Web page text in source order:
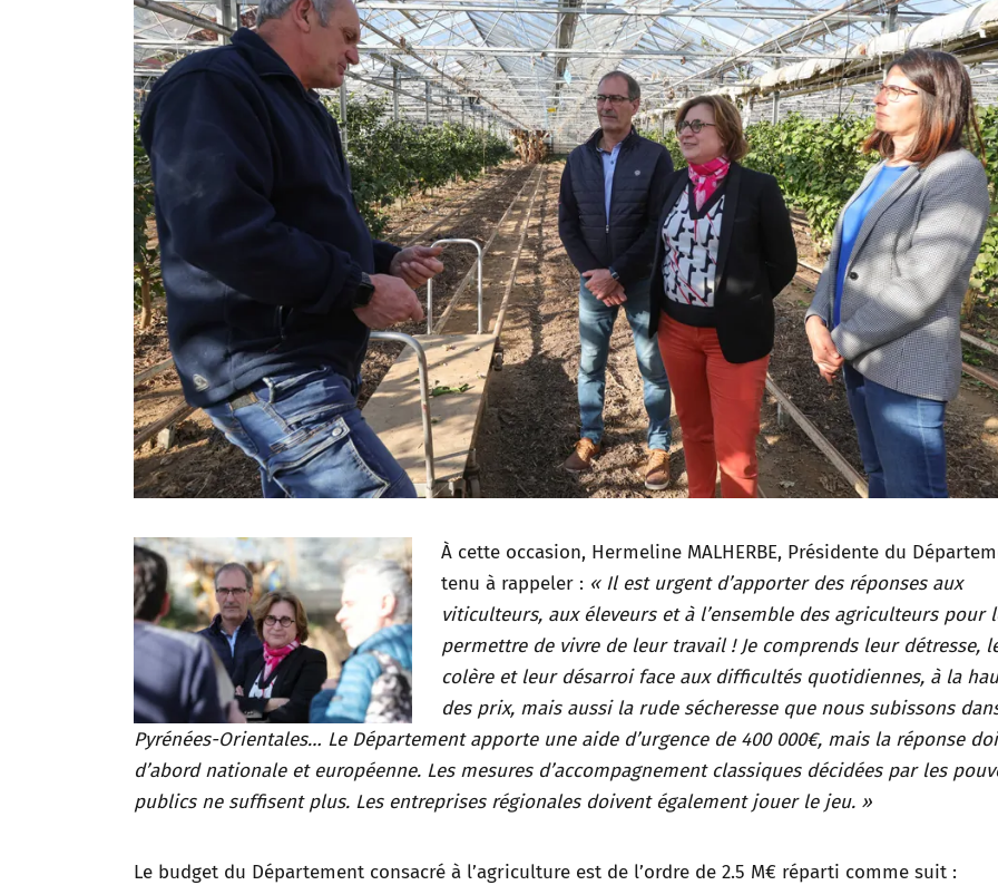
À cette occasion, Hermeline MALHERBE, Présidente du
tenu à rappeler : « Il est urgent d’apporter des réponses aux
viticulteurs, aux éleveurs et à l’ensemble des agriculteurs pour
permettre de vivre de leur travail ! Je comprends leur détresse,
colère et leur désarroi face aux difficultés quotidiennes, à la
des prix, mais aussi la rude sécheresse que nous subissons
Pyrénées-Orientales… Le Départementapporte une aide d’urgence de 400 000€, mais la réponse
d’abord nationale et européenne. Les mesures d’accompagnement classiques décidées par les
publics ne suffisent plus. Les entreprises régionales doivent également jouer le jeu. »
Le budget du Département consacré à l’agriculture est de l’ordre de 2.5 M€ réparti comme suit :